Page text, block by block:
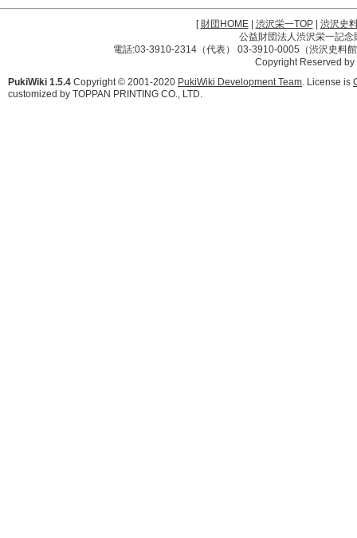
[財団HOME| 渋沢栄一TOP| 渋沢史
公益財団法人渋沢栄一記
電話:03-3910-2314（代表） 03-3910-0005（渋沢史料
Copyright Reserved
PukiWiki 1.5.4 Copyright © 2001-2020 PukiWiki Development Team. License is
customized by TOPPAN PRINTING CO., LTD.